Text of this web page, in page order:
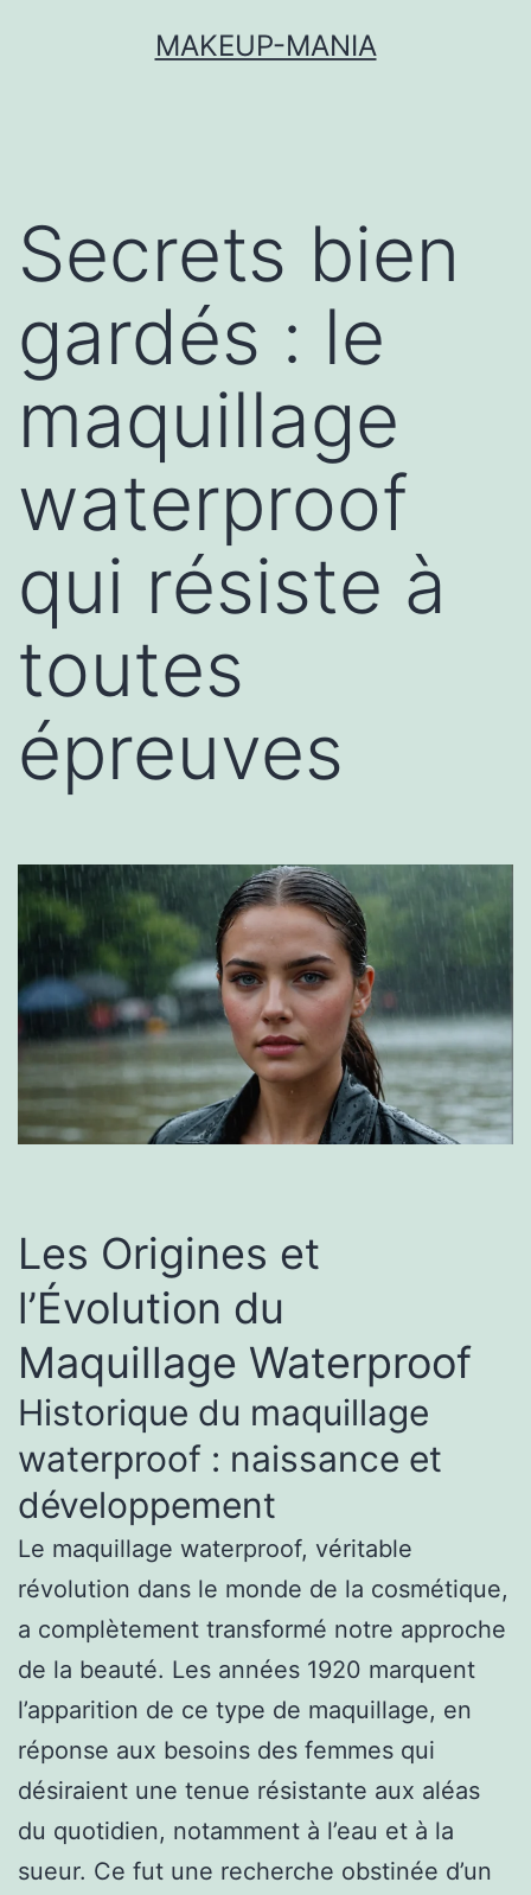
MAKEUP-MANIA
Secrets bien
gardés : le
maquillage
waterproof
qui résiste à
toutes
épreuves
Les Origines et
l’Évolution du
Maquillage Waterproof
Historique du maquillage
waterproof : naissance et
développement
Le maquillage waterproof, véritable
révolution dans le monde de la cosmétique,
a complètement transformé notre approche
de la beauté. Les années 1920 marquent
l’apparition de ce type de maquillage, en
réponse aux besoins des femmes qui
désiraient une tenue résistante aux aléas
du quotidien, notamment à l’eau et à la
sueur. Ce fut une recherche obstinée d’un